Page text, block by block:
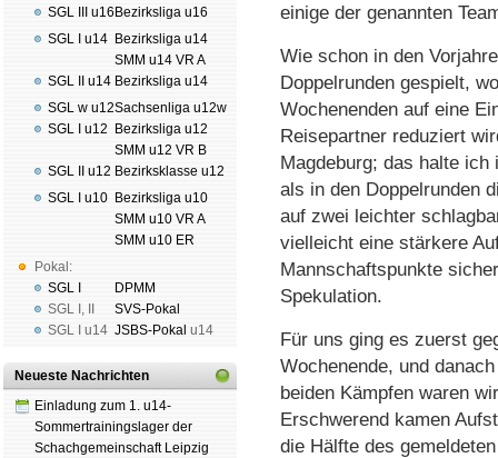
SGL III u16
SGL I u14
SGL II u14
SGL w u12
SGL I u12
SGL II u12
SGL I u10
Pokal:
SGL I
SGL I ,
SGL I
u14
Bezirksliga u16
Bezirksliga u14
SMM u14 VR A
Bezirksliga u14
Sachsenliga u12w
Bezirksliga u12
SMM u12 VR B
Bezirksklasse u12
Bezirksliga u10
SMM u10 VR A
SMM u10 ER
DPMM
SVS-Pokal
JSBS-Pokal u14
Neueste Nachrichten
Einladung zum 1. u14-
Sommertrainingslager der
Schachgemeinschaft Leipzig
einige der genannten
Wie schon in den
Doppelrunden gespielt,
Wochenenden auf eine
Reisepartner reduziert
Magdeburg; das halte
als in den Doppelrunden
auf zwei leichter
vielleicht eine stärkere
Mannschaftspunkte
Spekulation.
Für uns ging es zuerst
Wochenende, und
beiden Kämpfen waren
Erschwerend kamen
die Hälfte des